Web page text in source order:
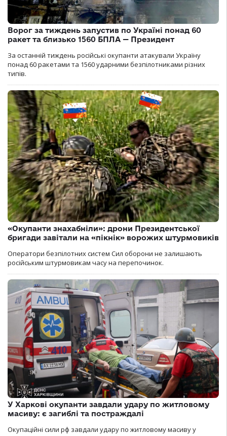
Ворог за тиждень запустив по Україні понад 60
ракет та близько 1560 БПЛА — Президент
За останній тиждень російські окупанти атакували Україну
понад 60 ракетами та 1560 ударними безпілотниками різних
типів.
«Окупанти знахабніли»: дрони Президентської
бригади завітали на «пікнік» ворожих штурмовиків
Оператори безпілотних систем Сил оборони не залишають
російським штурмовикам часу на перепочинок.
У Харкові окупанти завдали удару по житловому
масиву: є загиблі та постраждалі
Окупаційні сили рф завдали удару по житловому масиву у